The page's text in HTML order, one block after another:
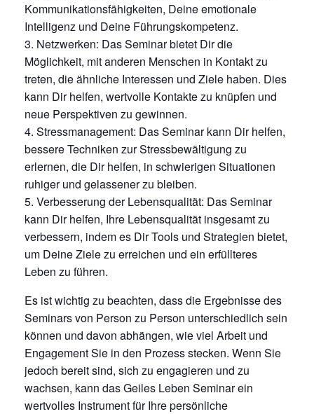
Kommunikationsfähigkeiten, Deine emotionale
Intelligenz und Deine Führungskompetenz.
Netzwerken: Das Seminar bietet Dir die
Möglichkeit, mit anderen Menschen in Kontakt zu
treten, die ähnliche Interessen und Ziele haben. Dies
kann Dir helfen, wertvolle Kontakte zu knüpfen und
neue Perspektiven zu gewinnen.
Stressmanagement: Das Seminar kann Dir helfen,
bessere Techniken zur Stressbewältigung zu
erlernen, die Dir helfen, in schwierigen Situationen
ruhiger und gelassener zu bleiben.
Verbesserung der Lebensqualität: Das Seminar
kann Dir helfen, Ihre Lebensqualität insgesamt zu
verbessern, indem es Dir Tools und Strategien bietet,
um Deine Ziele zu erreichen und ein erfüllteres
Leben zu führen.
Es ist wichtig zu beachten, dass die Ergebnisse des
Seminars von Person zu Person unterschiedlich sein
können und davon abhängen, wie viel Arbeit und
Engagement Sie in den Prozess stecken. Wenn Sie
jedoch bereit sind, sich zu engagieren und zu
wachsen, kann das Geiles Leben Seminar ein
wertvolles Instrument für Ihre persönliche